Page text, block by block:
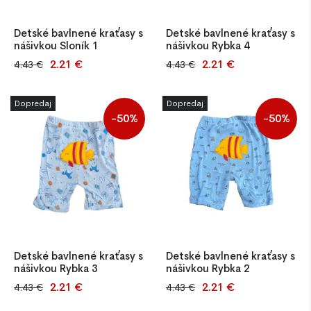
Detské bavlnené kraťasy s
nášivkou Sloník 1
Nádherné bavlnené kraťasy
mesiacov. Rôzne motívy pre
chlapcov aj dievčatá. Nášivka
je na zadnej strane.
4.43 € 2.21 €
Detské bavlnené kraťasy s
nášivkou Rybka 4
Nádherné bavlnené kraťasy
mesiacov. Rôzne motívy pre
chlapcov aj dievčatá. Nášivka
je na zadnej strane.
4.43 € 2.21 €
Dopredaj
-50%
Detské bavlnené kraťasy s
nášivkou Rybka 3
Nádherné bavlnené kraťasy
4.43 € 2.21 €
Dopredaj
-50%
Detské bavlnené kraťasy s
nášivkou Rybka 2
Nádherné bavlnené kraťasy
4.43 € 2.21 €